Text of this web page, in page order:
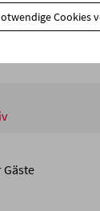
Cookies